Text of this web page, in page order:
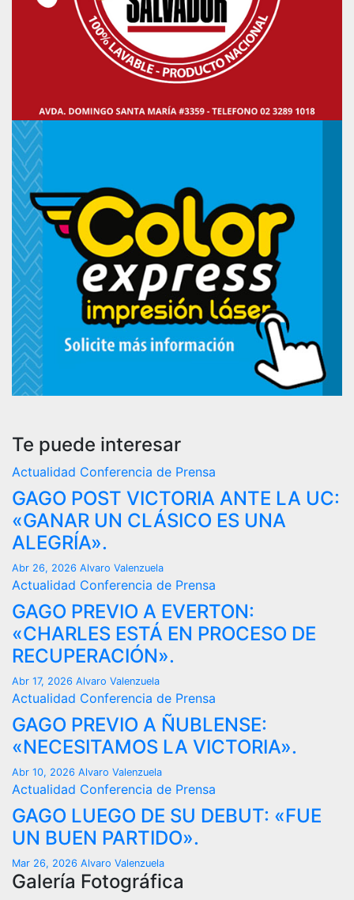
Te puede interesar
Actualidad Conferencia de Prensa
GAGO POST VICTORIA ANTE LA UC:
«GANAR UN CLÁSICO ES UNA
ALEGRÍA».
Abr 26, 2026 Alvaro Valenzuela
Actualidad Conferencia de Prensa
GAGO PREVIO A EVERTON:
«CHARLES ESTÁ EN PROCESO DE
RECUPERACIÓN».
Abr 17, 2026 Alvaro Valenzuela
Actualidad Conferencia de Prensa
GAGO PREVIO A ÑUBLENSE:
«NECESITAMOS LA VICTORIA».
Abr 10, 2026 Alvaro Valenzuela
Actualidad Conferencia de Prensa
GAGO LUEGO DE SU DEBUT: «FUE
UN BUEN PARTIDO».
Mar 26, 2026 Alvaro Valenzuela
Galería Fotográfica